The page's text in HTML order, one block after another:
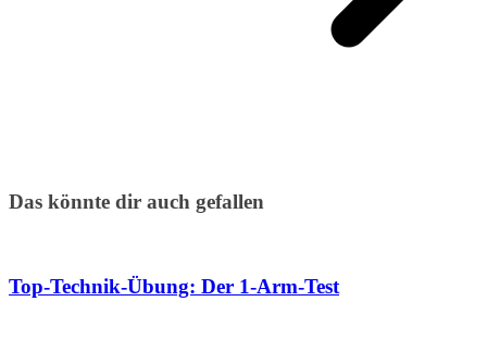
Das könnte dir auch gefallen
Top-Technik-Übung: Der 1-Arm-Test